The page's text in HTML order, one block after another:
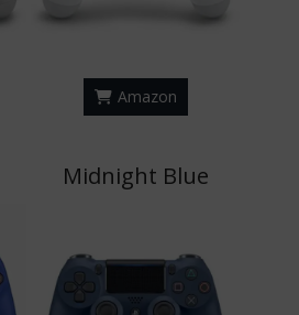
Amazon
Midnight Blue